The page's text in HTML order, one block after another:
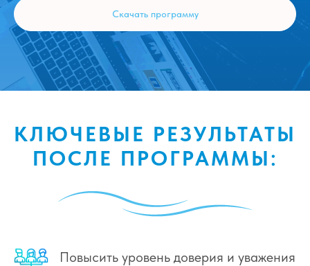
Скачать программу
КЛЮЧЕВЫЕ РЕЗУЛЬТАТЫ
ПОСЛЕ ПРОГРАММЫ:
Повысить уровень доверия и уважения